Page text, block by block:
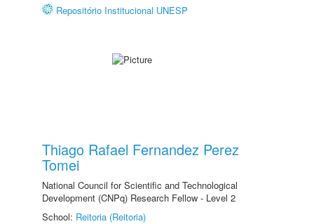
Repositório Institucional UNESP
Thiago Rafael Fernandez Perez
Tomei
National Council for Scientific and Technological
Development (CNPq) Research Fellow - Level 2
School: Reitoria (Reitoria)